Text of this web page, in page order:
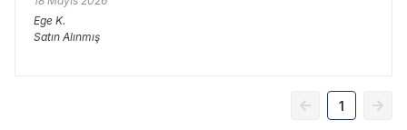
Ege K.
Satın Alınmış
1